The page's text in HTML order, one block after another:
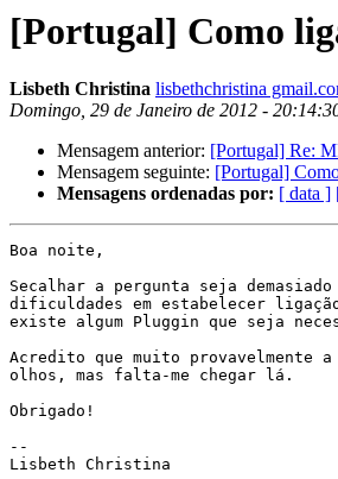
[Portugal] Como
Lisbeth Christina lisbethchristina
Domingo, 29 de Janeiro de 2012 -
Mensagem anterior: [Portugal] Re:
Mensagem seguinte: [Portugal]
Mensagens ordenadas por: [ data ]
Boa noite,
Secalhar a pergunta seja
dificuldades em estabelecer
existe algum Pluggin que seja
Acredito que muito provavelmente
olhos, mas falta-me chegar lá.
Obrigado!
--
Lisbeth Christina